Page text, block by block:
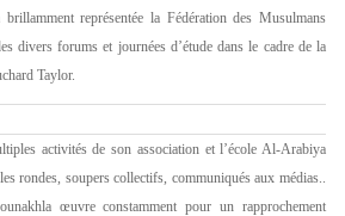
représentée la Fédération des Musulmans
divers forums et journées d’étude dans le cadre de la
Taylor.
activités de son association et l’école Al-Arabiya
rondes, soupers collectifs, communiqués aux médias..
œuvre constamment pour un rapprochement